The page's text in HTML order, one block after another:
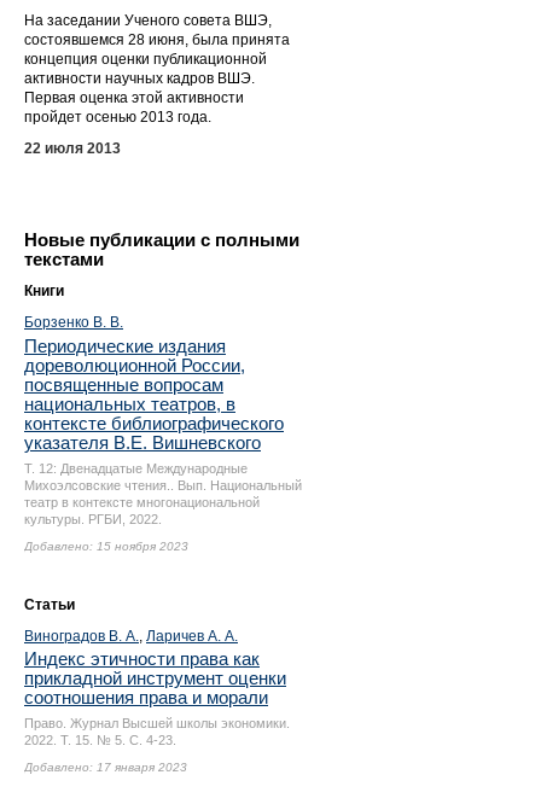
На заседании Ученого совета ВШЭ,
состоявшемся 28 июня, была принята
концепция оценки публикационной
активности научных кадров ВШЭ.
Первая оценка этой активности
пройдет осенью 2013 года.
22 июля 2013
Новые публикации с полными
текстами
Книги
Борзенко В. В.
Периодические издания
дореволюционной России,
посвященные вопросам
национальных театров, в
контексте библиографического
указателя В.Е. Вишневского
Т. 12: Двенадцатые Международные
Михоэлсовские чтения.. Вып. Национальный
театр в контексте многонациональной
культуры. РГБИ, 2022.
Добавлено: 15 ноября 2023
Статьи
Виноградов В. А.
Ларичев А. А.
Индекс этичности права как
прикладной инструмент оценки
соотношения права и морали
Право. Журнал Высшей школы экономики.
2022. Т. 15. № 5. С. 4-23.
Добавлено: 17 января 2023